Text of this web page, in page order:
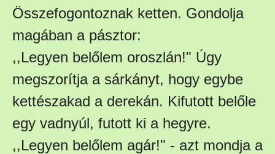
Összefogontoznak ketten. Gondolja
magában a pásztor:
,,Legyen belőlem oroszlán!" Úgy
megszorítja a sárkányt, hogy egybe
kettészakad a derekán. Kifutott belőle
egy vadnyúl, futott ki a hegyre.
,,Legyen belőlem agár!" - azt mondja a